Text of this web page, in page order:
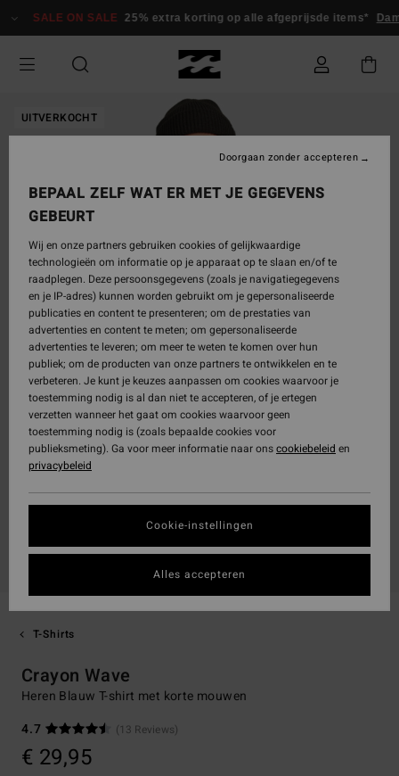
naar
SALE ON SALE 25% extra korting op alle afgeprijsde items*
UITVERKOCHT
T-Shirts
Crayon Wave
Heren Blauw T-shirt met korte mouwen
4.7
(13 Reviews)
€ 29,95
BEPAAL ZELF WAT ER MET JE GEGEVENS
GEBEURT
Wij en onze partners gebruiken cookies of gelijkwaardige
technologieën om informatie op je apparaat op te slaan en/of te
raadplegen. Deze persoonsgegevens (zoals je navigatiegegevens
en je IP-adres) kunnen worden gebruikt om je gepersonaliseerde
publicaties en content te presenteren; om de prestaties van
advertenties en content te meten; om gepersonaliseerde
advertenties te leveren; om meer te weten te komen over hun
publiek; om de producten van onze partners te ontwikkelen en te
verbeteren. Je kunt je keuzes aanpassen om cookies waarvoor je
toestemming nodig is al dan niet te accepteren, of je ertegen
verzetten wanneer het gaat om cookies waarvoor geen
toestemming nodig is (zoals bepaalde cookies voor
publieksmeting). Ga voor meer informatie naar onscookiebeleid en
privacybeleid
Cookie-instellingen
Doorgaan zonder accepteren
Alles accepteren